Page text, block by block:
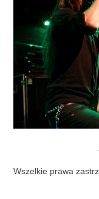
Wszelkie prawa